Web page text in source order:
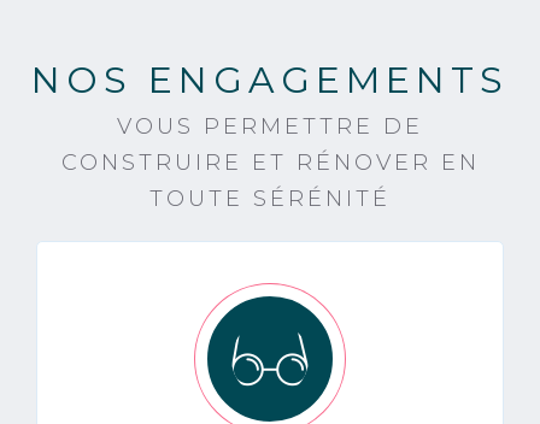
NOS ENGAGEMENTS
VOUS PERMETTRE DE
CONSTRUIRE ET RÉNOVER EN
TOUTE SÉRÉNITÉ